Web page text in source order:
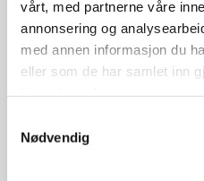
vårt, med partnerne våre
annonsering og
med annen informasjon du
eller som de har samlet inn
Nødvendig
Du mottar
kredittramme
Du mottar varsel
Du mottar